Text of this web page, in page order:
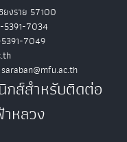
ยงราย 57100
7034
7049
กส์สำหรับติดต่อ
หลวง